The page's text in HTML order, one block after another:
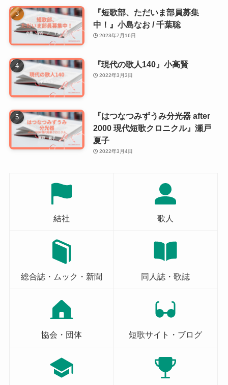
『短歌部、ただいま部員募集
中！』小島なお / 千葉聡
2023年7月16日
『現代の歌人140』小高賢
2022年3月3日
『はつなつみずうみ分光器 after
2000 現代短歌クロニクル』瀬戸
夏子
2022年3月4日
結社 歌人
総合誌・ムック・新聞 同人誌・歌誌
協会・団体 短歌サイト・ブログ